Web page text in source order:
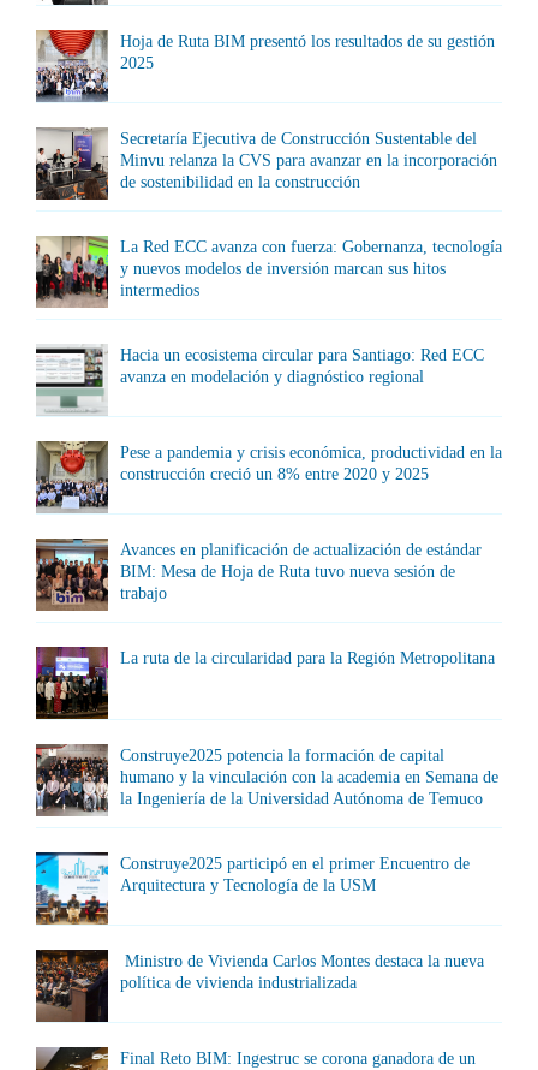
Hoja de Ruta BIM presentó los resultados de su gestión
2025
Secretaría Ejecutiva de Construcción Sustentable del
Minvu relanza la CVS para avanzar en la incorporación
de sostenibilidad en la construcción
La Red ECC avanza con fuerza: Gobernanza, tecnología
y nuevos modelos de inversión marcan sus hitos
intermedios
Hacia un ecosistema circular para Santiago: Red ECC
avanza en modelación y diagnóstico regional
Pese a pandemia y crisis económica, productividad en la
construcción creció un 8% entre 2020 y 2025
Avances en planificación de actualización de estándar
BIM: Mesa de Hoja de Ruta tuvo nueva sesión de
trabajo
La ruta de la circularidad para la Región Metropolitana
Construye2025 potencia la formación de capital
humano y la vinculación con la academia en Semana de
la Ingeniería de la Universidad Autónoma de Temuco
Construye2025 participó en el primer Encuentro de
Arquitectura y Tecnología de la USM
Ministro de Vivienda Carlos Montes destaca la nueva
política de vivienda industrializada
Final Reto BIM: Ingestruc se corona ganadora de un